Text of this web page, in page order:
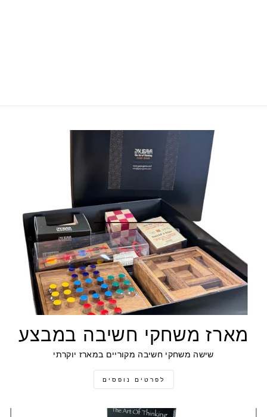
מארז משחקי חשיבה במבצע
שישה משחקי חשיבה מקוריים במארז יוקרתי
לפרטים נופסים